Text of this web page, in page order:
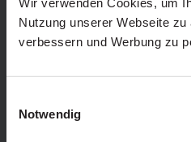
Nutzung unserer Webseite
verbessern und Werbung zu
Notwendig
Viele Bewerbungen, aber
Qualität.
und erleichterte die
Besonders wertvoll: Die